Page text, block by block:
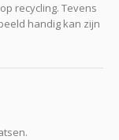
recycling. Tevens
handig kan zijn